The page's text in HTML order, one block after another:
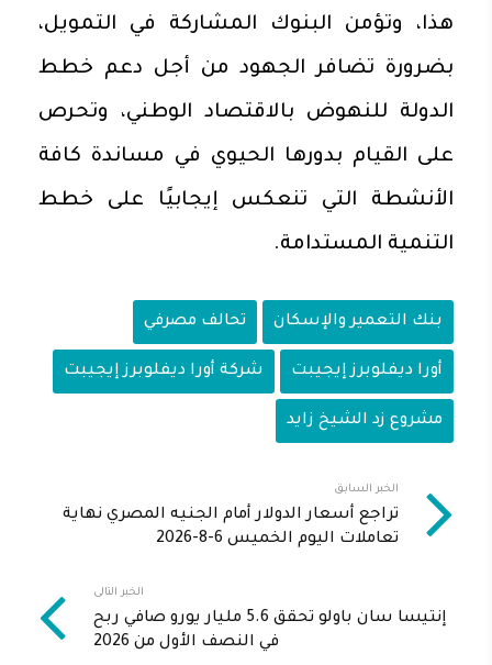
هذا، وتؤمن البنوك المشاركة في التمويل،
بضرورة تضافر الجهود من أجل دعم خطط
الدولة للنهوض بالاقتصاد الوطني، وتحرص
على القيام بدورها الحيوي في مساندة كافة
الأنشطة التي تنعكس إيجابيًا على خطط
التنمية المستدامة.
بنك التعمير والإسكان تحالف مصرفي
أورا ديفلوبرز إيجيبت شركة أورا ديفلوبرز إيجيبت
مشروع زد الشيخ زايد
الخبر السابق
تراجع أسعار الدولار أمام الجنيه المصري نهاية
تعاملات اليوم الخميس 6-8-2026
الخبر التالى
إنتيسا سان باولو تحقق 5.6 مليار يورو صافي ربح
في النصف الأول من 2026